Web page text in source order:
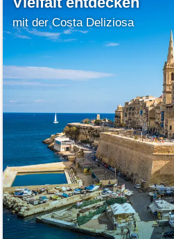
mit der Costa Deliziosa